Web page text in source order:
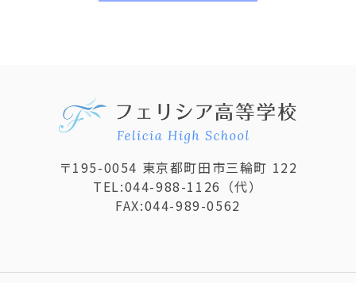
〒195-0054 東京都町田市三輪町 122
TEL:044-988-1126 （代）
FAX:044-989-0562